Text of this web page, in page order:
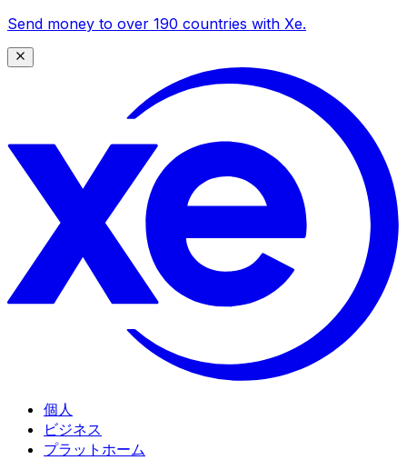
Send money to over 190 countries with Xe.
個人
ビジネス
プラットホーム